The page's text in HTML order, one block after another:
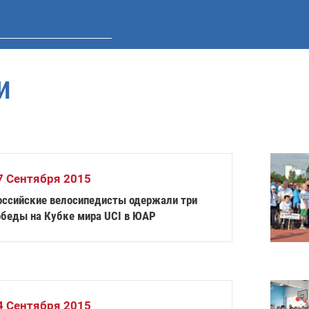
Сентября 2015
велосипедисты одержали три
на Кубке мира UCI в ЮАР
Сентября 2015